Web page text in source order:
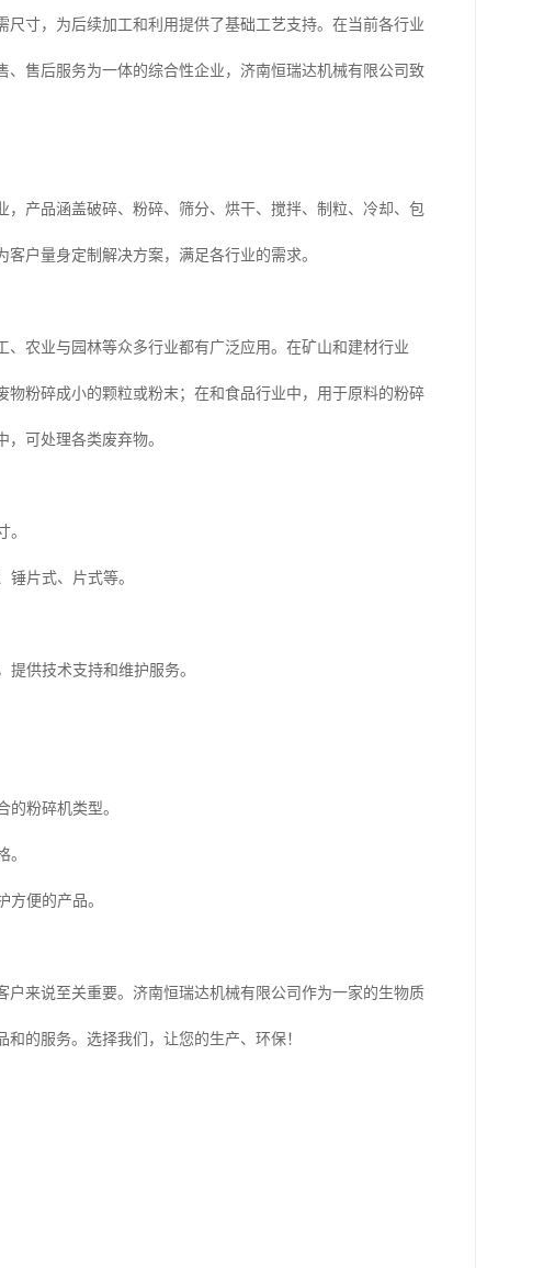
寸，为后续加工和利用提供了基础工艺支持。在当前各行业
售后服务为一体的综合性企业，济南恒瑞达机械有限公司致
产品涵盖破碎、粉碎、筛分、烘干、搅拌、制粒、冷却、包
户量身定制解决方案，满足各行业的需求。
农业与园林等众多行业都有广泛应用。在矿山和建材行业
粉碎成小的颗粒或粉末；在和食品行业中，用于原料的粉碎
可处理各类废弃物。
。
片式、片式等。
供技术支持和维护服务。
粉碎机类型。
。
便的产品。
来说至关重要。济南恒瑞达机械有限公司作为一家的生物质
的服务。选择我们，让您的生产、环保！